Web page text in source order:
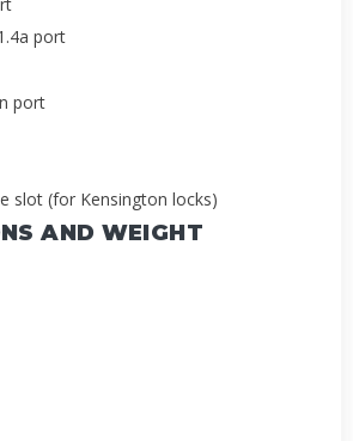
port
port
slot (for Kensington locks)
AND WEIGHT